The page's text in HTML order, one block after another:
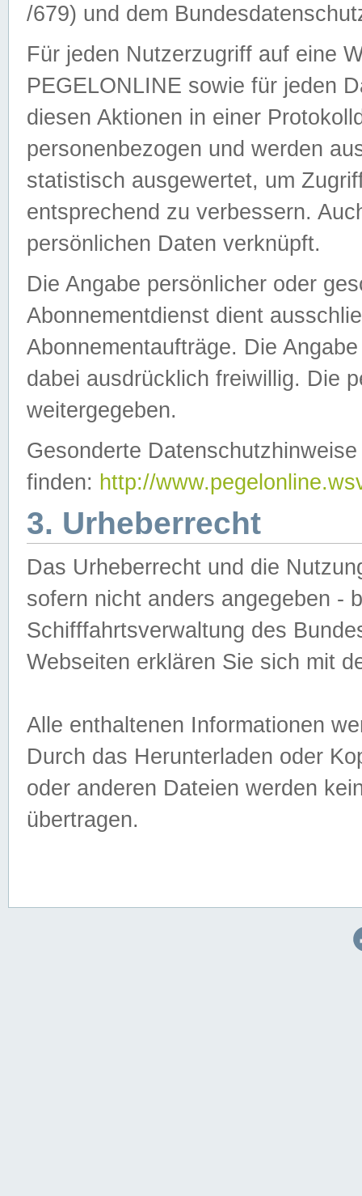
/679) und dem
Für jeden Nutzerzugriff auf eine
PEGELONLINE sowie für jeden
diesen Aktionen in einer
personenbezogen und werden
statistisch ausgewertet, um
entsprechend zu verbessern.
persönlichen Daten verknüpft.
Die Angabe persönlicher oder
Abonnementdienst dient
Abonnementaufträge. Die
dabei ausdrücklich freiwillig. Die
weitergegeben.
Gesonderte
finden: http://
3. Urheberrecht
Das Urheberrecht und die
sofern nicht anders angegeben -
Schifffahrtsverwaltung des
Webseiten erklären Sie sich mit
Alle enthaltenen Informationen
Durch das Herunterladen oder
oder anderen Dateien werden
übertragen.